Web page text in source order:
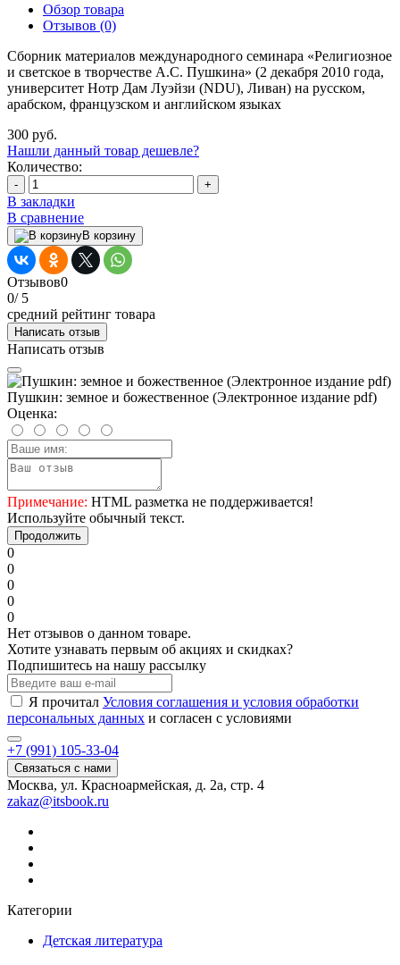
Обзор товара
Отзывов (0)
Сборник материалов международного семинара «Религиозное
и светское в творчестве А.С. Пушкина» (2 декабря 2010 года,
университет Нотр Дам Луэйзи (NDU), Ливан) на русском,
арабском, французском и английском языках
300 руб.
Нашли данный товар дешевле?
Количество:
- +
В закладки
В сравнение
В корзину
Отзывов0
0/ 5
средний рейтинг товара
Написать отзыв
Написать отзыв
Пушкин: земное и божественное (Электронное издание pdf)
Оценка:
Примечание: HTML разметка не поддерживается!
Используйте обычный текст.
Продолжить
0
0
0
0
0
Нет отзывов о данном товаре.
Хотите узнавать первым об акциях и скидках?
Подпишитесь на нашу рассылку
Я прочитал Условия соглашения и условия обработки
персональных данных и согласен с условиями
+7 (991) 105-33-04
Связаться с нами
Москва, ул. Красноармейская, д. 2а, стр. 4
zakaz@itsbook.ru
Категории
Детская литература